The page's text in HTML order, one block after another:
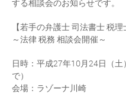
する相談会のお知らせです。
【若手の弁護士 司法書士 税
～法律 税務 相談会開催～
日時：平成27年10月24日（
で）
会場：ラゾーナ川崎